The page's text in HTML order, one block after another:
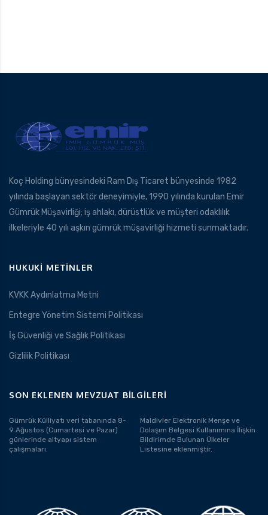
Koç Holding bünyesindeki Ram Dış Ticaret bünyesinde 1982
yılında başlayan sektör deneyimiyle, 1990 yılında kurulan Emir
Gümrük Müşavirliği; iş ahlakı, dürüstlük ve müşteri odaklılık
ilkeleriyle 40 yılı aşkın gümrük müşavirliği hizmeti sunmaktadır.
HUKUKI METINLER
KVKK Aydınlatma Metni
Entegre Yönetim Sistemi Politikası
İş Güvenliği ve Sağlık Politikası
Gizlilik Politikası
SON EKLENEN MEVZUAT BILGILERI
Gümrük Külliyatı veri tabanında 8-
9 Ağustos (Cumartesi ve Pazar)
günlerinde altyapı sistem
çalışmaları.
Maldivler Elektronik Menşe ve
Dolaşım Belgesi Kullanımına İlişkin
Bildirimde Bulunan Ülkeler
Listesine eklenmiştir.